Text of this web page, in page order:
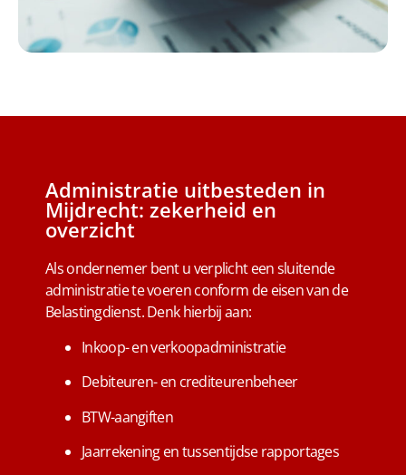
Administratie uitbesteden in
Mijdrecht: zekerheid en
overzicht
Als ondernemer bent u verplicht een sluitende
administratie te voeren conform de eisen van de
Belastingdienst. Denk hierbij aan:
Inkoop- en verkoopadministratie
Debiteuren- en crediteurenbeheer
BTW-aangiften
Jaarrekening en tussentijdse rapportages